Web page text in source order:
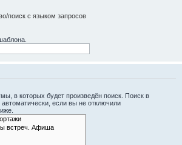
поиск с языком запросов
в которых будет произведён поиск. Поиск в
если вы не отключили